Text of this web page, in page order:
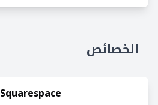
الخصائص
Squarespace